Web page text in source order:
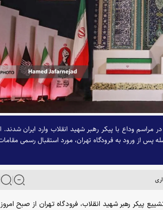
وداع با پیکر رهبر شهید انقلاب وارد ایران شدند.
پس از ورود به فرودگاه تهران، مورد استقبال رسمی
پیکر رهبر شهید انقلاب، فرودگاه تهران از صبح